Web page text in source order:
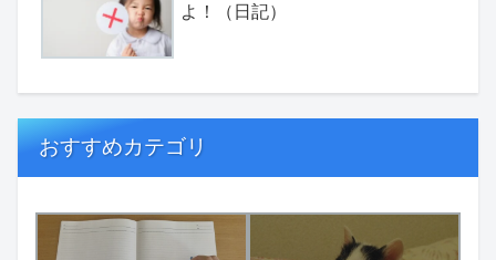
よ！（日記）
おすすめカテゴリ